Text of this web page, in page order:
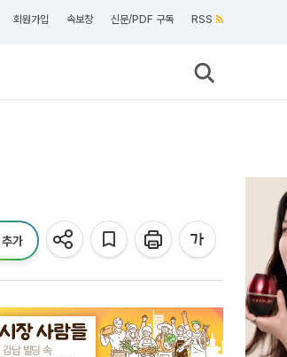
회원가입 속보창 신문/PDF 구독 RSS
가